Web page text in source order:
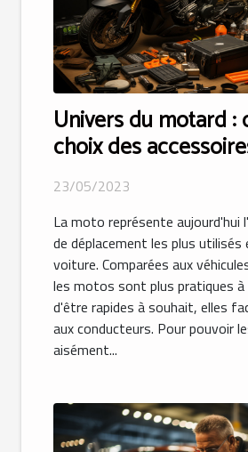
Univers du motard :
choix des
23/05/2023
La moto représente aujourd'hui
de déplacement les plus utilisés
voiture. Comparées aux
les motos sont plus pratiques à
d'être rapides à souhait, elles
aux conducteurs. Pour pouvoir
aisément...